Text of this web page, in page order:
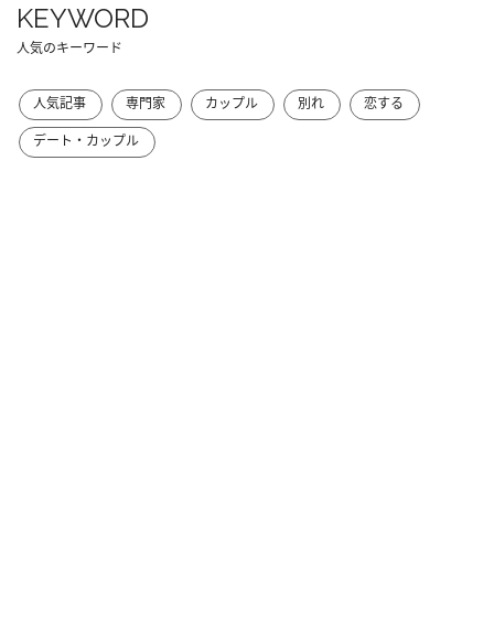
KEYWORD
人気のキーワード
人気記事 専門家 カップル 別れ
恋する
デート・カップル